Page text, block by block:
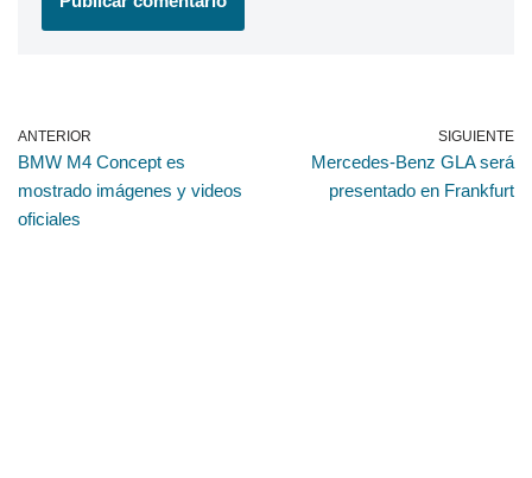
ANTERIOR
BMW M4 Concept es
mostrado imágenes y videos
oficiales
SIGUIENTE
Mercedes-Benz GLA será
presentado en Frankfurt